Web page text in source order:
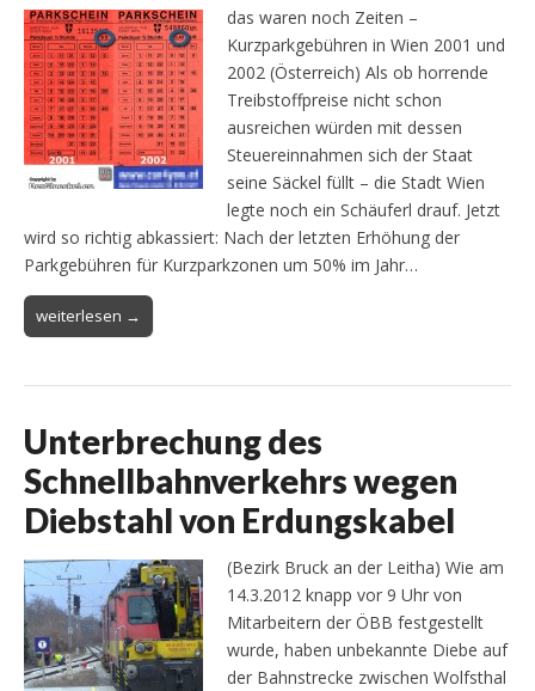
das waren noch Zeiten –
Kurzparkgebühren in Wien 2001 und
2002 (Österreich) Als ob horrende
Treibstoffpreise nicht schon
ausreichen würden mit dessen
Steuereinnahmen sich der Staat
seine Säckel füllt – die Stadt Wien
legte noch ein Schäuferl drauf. Jetzt
wird so richtig abkassiert: Nach der letzten Erhöhung der
Parkgebühren für Kurzparkzonen um 50% im Jahr…
weiterlesen →
Unterbrechung des
Schnellbahnverkehrs wegen
Diebstahl von Erdungskabel
(Bezirk Bruck an der Leitha) Wie am
14.3.2012 knapp vor 9 Uhr von
Mitarbeitern der ÖBB festgestellt
wurde, haben unbekannte Diebe auf
der Bahnstrecke zwischen Wolfsthal